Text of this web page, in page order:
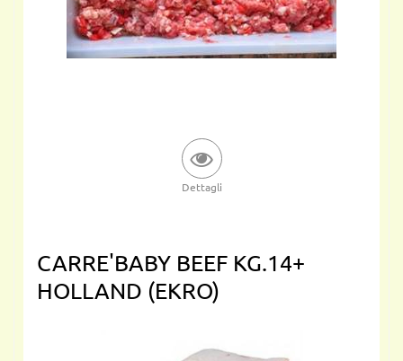
Dettagli
CARRE'BABY BEEF KG.14+
HOLLAND (EKRO)